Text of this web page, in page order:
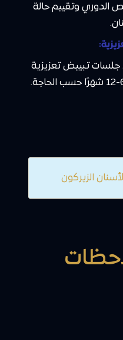
الدوري وتقييم حالة
جلسات تبييض تعزيزية
الزيركون